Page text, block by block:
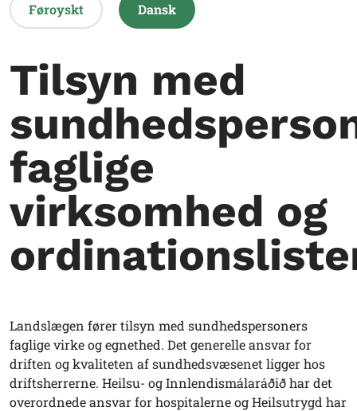
Føroyskt Dansk
Tilsyn med
faglige
virksomhed og
Landslægen fører tilsyn med sundhedspersoners
faglige virke og egnethed. Det generelle ansvar for
driften og kvaliteten af sundhedsvæsenet ligger hos
driftsherrerne. Heilsu- og Innlendismálaráðið har det
overordnede ansvar for hospitalerne og Heilsutrygd har